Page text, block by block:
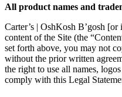
All product names and
Carter’s | OshKosh B’gosh
content of the Site (the
set forth above, you may not
without the prior written
the right to use all names,
comply with this Legal